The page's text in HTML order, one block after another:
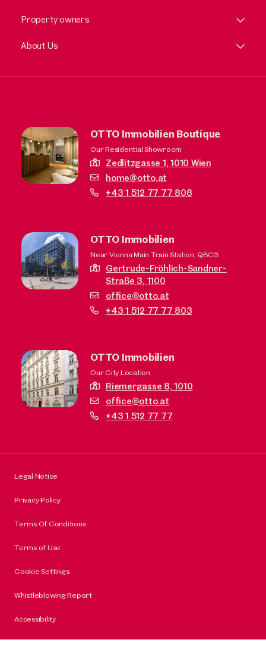
Property owners
About Us
OTTO Immobilien Boutique
Our Residential Showroom
Zedlitzgasse 1,1010 Wien
home@otto.at
+43 1 512 77 77 808
OTTO Immobilien
Near Vienna Main Train Station, QBC3
Gertrude-Fröhlich-Sandner-
Straße 3, 1100
office@otto.at
+43 1 512 77 77 803
OTTO Immobilien
Our City Location
Riemergasse 8,1010
office@otto.at
+43 1 512 77 77
Legal Notice
Privacy Policy
Terms Of Conditions
Terms of Use
Cookie Settings
Whistleblowing Report
Accessibility